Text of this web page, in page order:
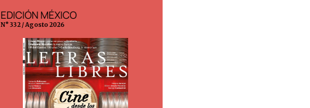
EDICIÓN MÉXICO
N° 332 / Agosto 2026